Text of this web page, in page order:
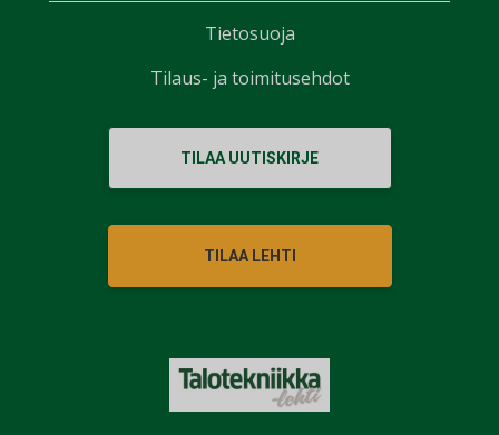
TILAA UUTISKIRJE
TILAA LEHTI
Tietosuoja
Tilaus- ja toimitusehdot